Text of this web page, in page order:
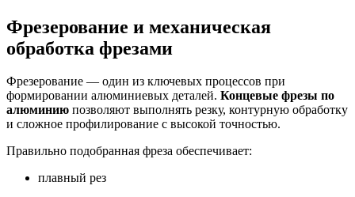
Фрезерование и механическая
обработка фрезами
Фрезерование — один из ключевых процессов при
формировании алюминиевых деталей. Концевые фрезы по
алюминию позволяют выполнять резку, контурную обработку
и сложное профилирование с высокой точностью.
Правильно подобранная фреза обеспечивает:
плавный рез